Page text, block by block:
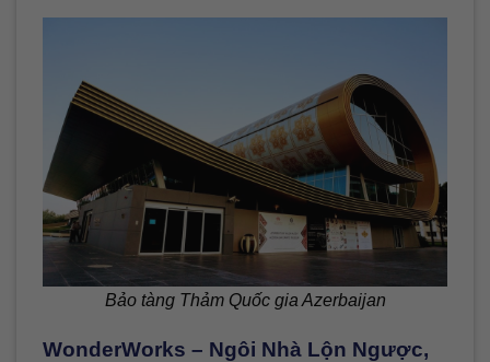
Bảo tàng Thảm Quốc gia Azerbaijan
WonderWorks – Ngôi Nhà Lộn Ngược,